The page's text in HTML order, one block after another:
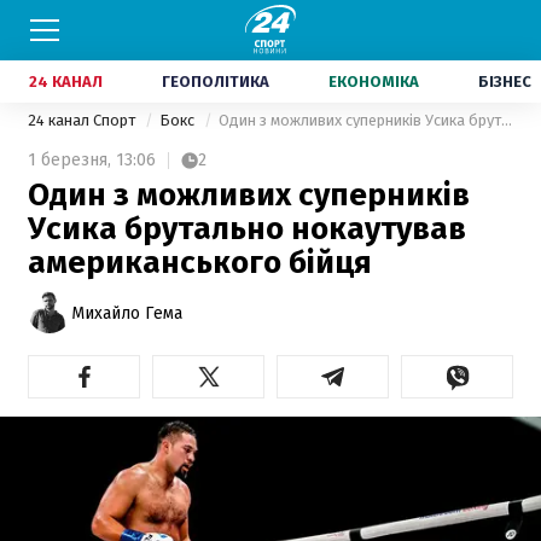
24 КАНАЛ ГЕОПОЛІТИКА ЕКОНОМІКА БІЗНЕС
24 канал Спорт Бокс Один з можливих суперників Усика брутально нокаутував американського бійця
1 березня, 13:06 2
Один з можливих суперників
Усика брутально нокаутував
американського бійця
Михайло Гема